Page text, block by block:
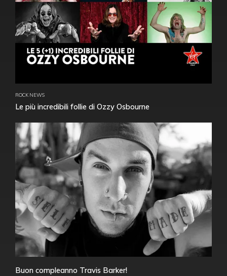
ROCK NEWS
Le più incredibili follie di Ozzy Osbourne
Buon compleanno Travis Barker!